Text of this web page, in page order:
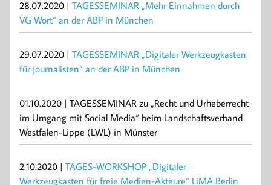
28.07.2020 | TAGESSEMINAR „Mehr Einnahmen durch
VG Wort“ an der ABP in München
29.07.2020 | TAGESSEMINAR „Digitaler Werkzeugkasten
für Journalisten“ an der ABP in München
01.10.2020 | TAGESSEMINAR zu „Recht und Urheberrecht
im Umgang mit Social Media“ beim Landschaftsverband
Westfalen-Lippe (LWL) in Münster
2.10.2020 | TAGES-WORKSHOP „Digitaler
Werkzeugkasten für freie Medien-Akteure“ LiMA Berlin